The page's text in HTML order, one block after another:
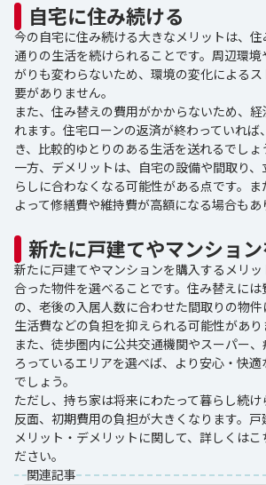
自宅に住み続ける
今の自宅に住み続ける大きなメリットは、
通りの生活を続けられることです。周辺環
がりも変わらないため、環境の変化による
要がありません。
また、住み替えの費用がかからないため、
れます。住宅ローンの返済が終わっていれば
き、比較的ゆとりのある生活を送れるでしょ
一方、デメリットは、自宅の設備や間取り
らしに合わなくなる可能性がある点です。
よって修繕費や維持費が高額になる場合もあ
新たに戸建てやマンショ
新たに戸建てやマンションを購入するメリ
合った物件を選べることです。住み替えには
の、老後の入居人数に合わせた間取りの物
生活費などの負担を抑えられる可能性があり
また、徒歩圏内に公共交通機関やスーパー
ろっているエリアを選べば、より安心・快
でしょう。
ただし、持ち家は将来にわたって暮らし続
反面、初期費用の負担が大きくなります。
メリット・デメリットに関して、詳しくはこ
ださい。
関連記事